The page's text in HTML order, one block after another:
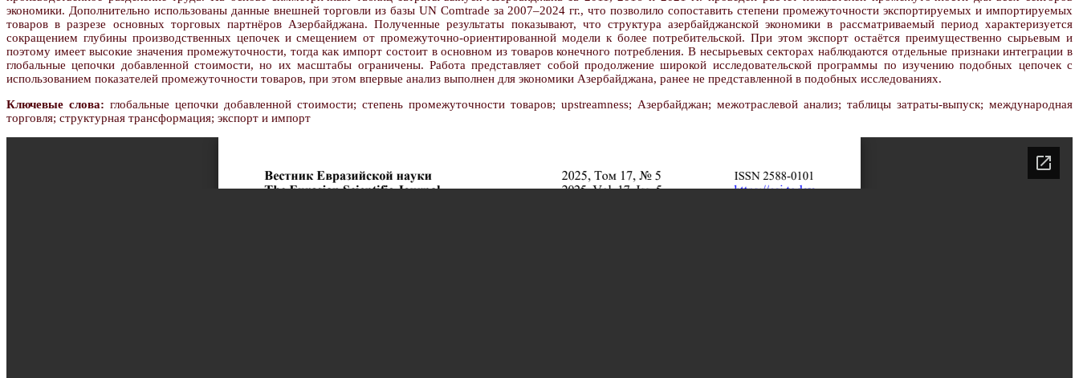
экономики. Дополнительно использованы данные внешней торговли из базы UN Comtrade за 2007–2024 гг., что позволило сопоставить степени промежуточности экспортируемых и импортируемых
товаров в разрезе основных торговых партнёров Азербайджана. Полученные результаты показывают, что структура азербайджанской экономики в рассматриваемый период характеризуется
сокращением глубины производственных цепочек и смещением от промежуточно-ориентированной модели к более потребительской. При этом экспорт остаётся преимущественно сырьевым и
поэтому имеет высокие значения промежуточности, тогда как импорт состоит в основном из товаров конечного потребления. В несырьевых секторах наблюдаются отдельные признаки интеграции в
глобальные цепочки добавленной стоимости, но их масштабы ограничены. Работа представляет собой продолжение широкой исследовательской программы по изучению подобных цепочек с
использованием показателей промежуточности товаров, при этом впервые анализ выполнен для экономики Азербайджана, ранее не представленной в подобных исследованиях.
Ключевые слова: глобальные цепочки добавленной стоимости; степень промежуточности товаров; upstreamness; Азербайджан; межотраслевой анализ; таблицы затраты-выпуск; международная
торговля; структурная трансформация; экспорт и импорт